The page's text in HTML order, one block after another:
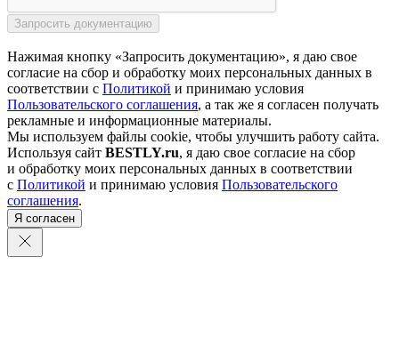
Нажимая кнопку «Запросить документацию», я даю свое
согласие на сбор и обработку моих персональных данных в
соответствии с Политикой и принимаю условия
Пользовательского соглашения, а так же я согласен получать
рекламные и информационные материалы.
Мы используем файлы cookie, чтобы улучшить работу сайта.
Используя сайт BESTLY.ru, я даю свое согласие на сбор
и обработку моих персональных данных в соответствии
с Политикой и принимаю условия Пользовательского
соглашения.
Я согласен